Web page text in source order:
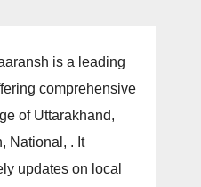
is a leading
comprehensive
of Uttarakhand,
National, . It
updates on local